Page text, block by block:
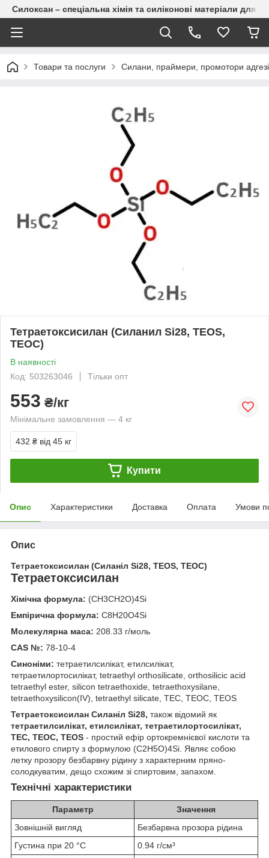
Силоксан – спеціальна хімія та силіконові матеріали для
Товари та послуги Силани, праймери, промотори
Тетраетоксисилан (Силанил Si28, TEOS,
ТЕОС)
В наявності
Код: 503263046
Тільки опт
553 ₴/кг
Мінімальне замовлення — 4 кг
432 ₴ від 45 кг
Купити
Опис Характеристики Доставка Оплата Умови
Опис
Тетраетоксисилан (Силаніл Si28, TEOS, ТЕОС)
Тетраетоксисилан
Хімічна формула: (CH3CH2O)4Si
Емпірична формула: C8H20O4Si
Молекулярна маса: 208.33 г/моль
CAS №: 78-10-4
Синоніми: тетраетилсилікат, етилсилікат,
тетраетилортосилікат, tetraethyl orthosilicate, orthosilicic acid
tetraethyl ester, silicon tetraethoxide, tetraethoxysilane,
tetraethoxysilicon(IV), tetraethyl silicate, ТЕС, ТЕОС, TEOS
Тетраетоксисилан Силаніл Si28, також відомий як
тетраетилсилікат, етилсилікат, тетраетилортосилікат,
ТЕС, ТЕОС, TEOS - простий ефір ортокремнієвої кислоти та
етилового спирту з формулою (C2H5O)4Si. Являє собою
летку прозору безбарвну рідину з характерним пряно-
солодкуватим, дещо схожим зі спиртовим, запахом.
Технічні характеристики
Параметр
Значення
Зовнішній вигляд
Безбарвна прозора рідина
Густина при 20 °C
0.94 г/см³